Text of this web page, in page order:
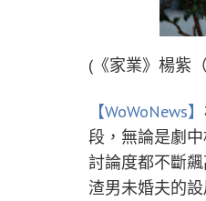
(《家業》楊紫
【WoWoNews】
段，無論是劇
討論度都不斷
渣男未婚夫的